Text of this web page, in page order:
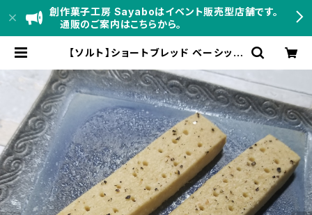
創作菓子工房 Sayaboはイベント販売型店舗です。
通販のご案内はこちらから。
【ソルト】ショートブレッド ベーシック
SB-B-003 | 創作菓子工房 Sayab
o BASE店